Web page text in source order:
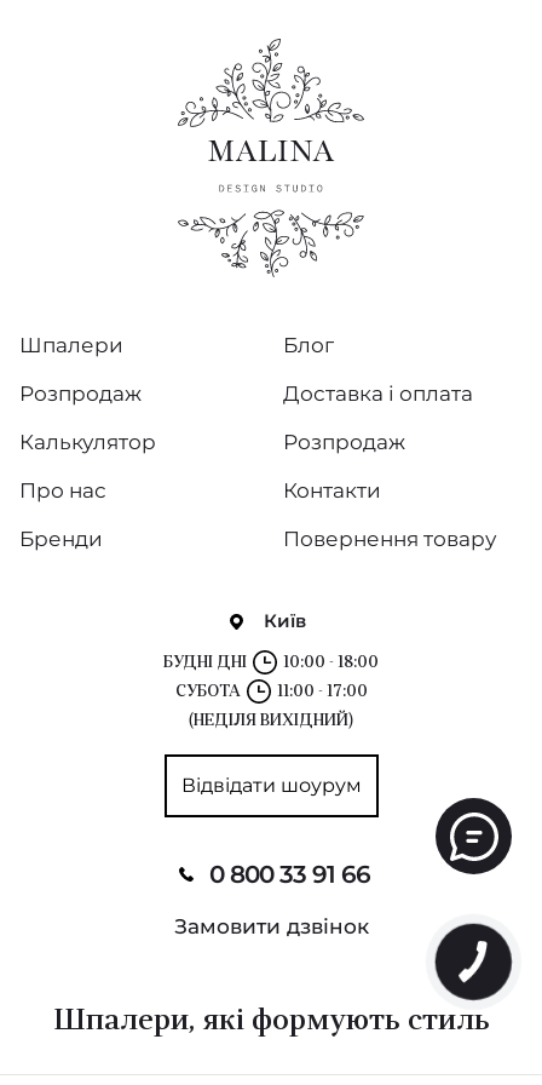
Київ
БУДНІ ДНІ
10:00 - 18:00
СУБОТА
11:00 - 17:00
(НЕДІЛЯ ВИХІДНИЙ)
Відвідати шоурум
0 800 33 91 66
Замовити дзвінок
Шпалери
Розпродаж
Калькулятор
Про нас
Бренди
Блог
Доставка і оплата
Розпродаж
Контакти
Повернення товару
Шпалери, які формують стиль